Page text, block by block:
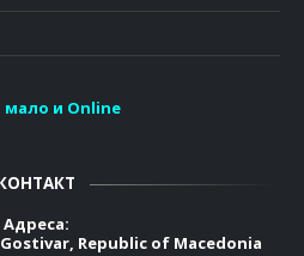
мало и Online
Адреса:
Republic of Macedonia